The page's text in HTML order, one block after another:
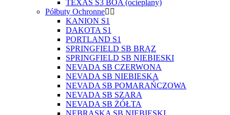
TEXAS S3 BOA (ocieplany)
Półbuty Ochronne
KANION S1
DAKOTA S1
PORTLAND S1
SPRINGFIELD SB BRĄZ
SPRINGFIELD SB NIEBIESKI
NEVADA SB CZERWONA
NEVADA SB NIEBIESKA
NEVADA SB POMARAŃCZOWA
NEVADA SB SZARA
NEVADA SB ŻÓŁTA
NEBRASKA SB NIEBIESKI